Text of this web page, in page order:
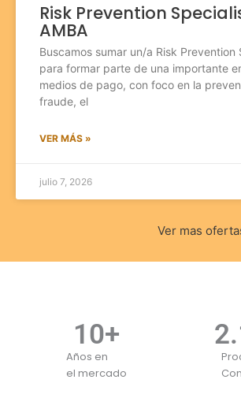
Risk Prevention
AMBA
Buscamos sumar un/a Risk Prevention
para formar parte de una importante
medios de pago, con foco en la
fraude, el
VER MÁS »
julio 7, 2026
Ver mas
Años en
el mercado
11+